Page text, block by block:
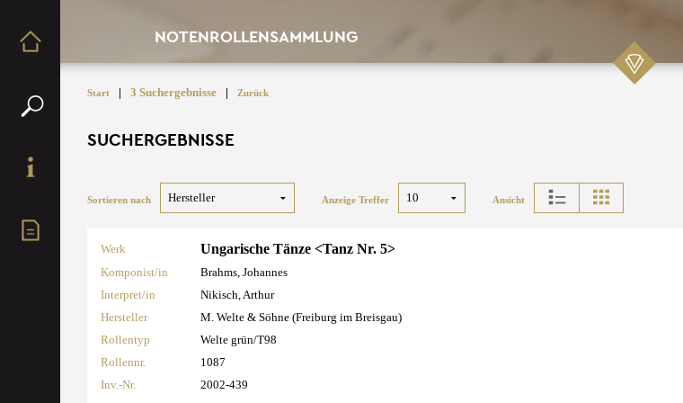
NOTENROLLENSAMMLUNG
Start | 3 Suchergebnisse | Zurück
SUCHERGEBNISSE
Sortieren nach Anzeige Treffer Ansicht
Werk Ungarische Tänze <Tanz Nr. 5>
Komponist/in
Brahms, Johannes
Interpret/in
Nikisch, Arthur
Hersteller
M. Welte & Söhne (Freiburg im Breisgau)
Rollentyp
Welte grün/T98
Rollennr.
1087
Inv.-Nr.
2002-439